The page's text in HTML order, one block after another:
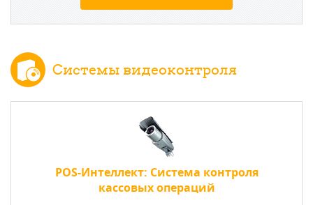
Системы видеоконтроля
POS-Интеллект: Cистема контроля
кассовых операций